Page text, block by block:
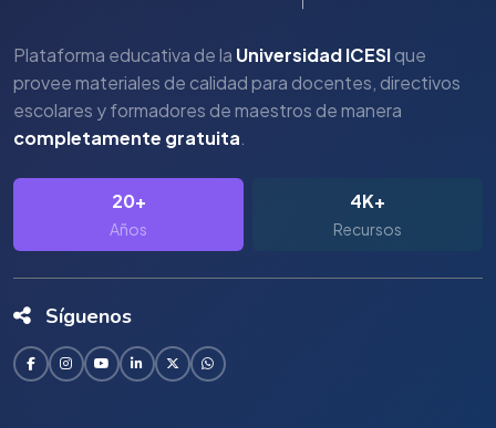
Plataforma educativa de la Universidad ICESIque
provee materiales de calidad para docentes, directivos
escolares y formadores de maestros de manera
completamente gratuita.
20+
Años
4K+
Recursos
Síguenos